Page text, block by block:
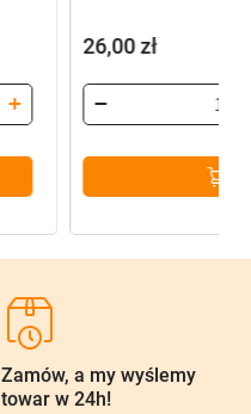
26,00zł
Zamów, a my wyślemy
towar w 24h!